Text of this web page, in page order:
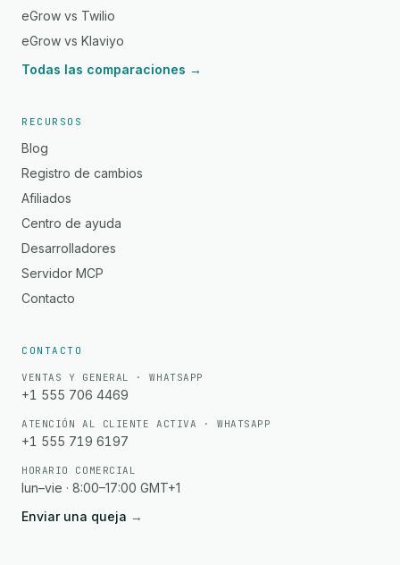
eGrow vs Twilio
eGrow vs Klaviyo
Todas las comparaciones →
RECURSOS
Blog
Registro de cambios
Afiliados
Centro de ayuda
Desarrolladores
Servidor MCP
Contacto
CONTACTO
VENTAS Y GENERAL · WHATSAPP
+1 555 706 4469
ATENCIÓN AL CLIENTE ACTIVA · WHATSAPP
+1 555 719 6197
HORARIO COMERCIAL
lun–vie · 8:00–17:00 GMT+1
Enviar una queja →